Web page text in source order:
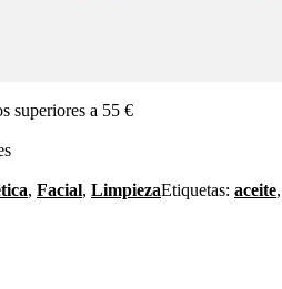
superiores a 55 €
, Facial, LimpiezaEtiquetas: aceite